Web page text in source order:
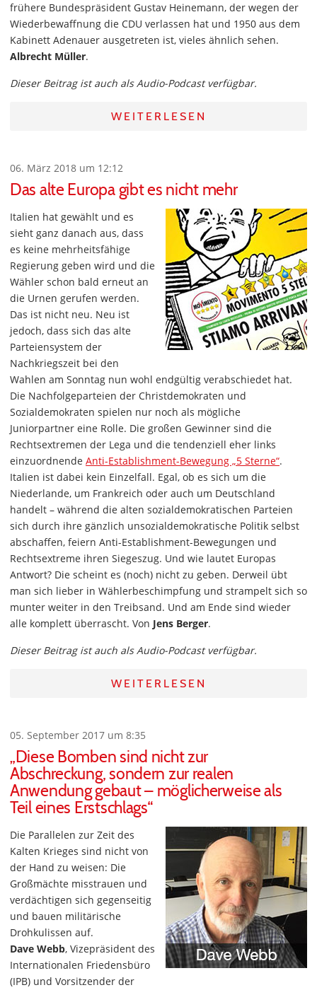
frühere Bundespräsident Gustav Heinemann, der wegen der
Wiederbewaffnung die CDU verlassen hat und 1950 aus dem
Kabinett Adenauer ausgetreten ist, vieles ähnlich sehen.
Albrecht Müller.
Dieser Beitrag ist auch als Audio-Podcast verfügbar.
WEITERLESEN
06. März 2018 um 12:12
Das alte Europa gibt es nicht mehr
Italien hat gewählt und es
sieht ganz danach aus, dass
es keine mehrheitsfähige
Regierung geben wird und die
Wähler schon bald erneut an
die Urnen gerufen werden.
Das ist nicht neu. Neu ist
jedoch, dass sich das alte
Parteiensystem der
Nachkriegszeit bei den
Wahlen am Sonntag nun wohl endgültig verabschiedet hat.
Die Nachfolgeparteien der Christdemokraten und
Sozialdemokraten spielen nur noch als mögliche
Juniorpartner eine Rolle. Die großen Gewinner sind die
Rechtsextremen der Lega und die tendenziell eher links
einzuordnende Anti-Establishment-Bewegung „5 Sterne“.
Italien ist dabei kein Einzelfall. Egal, ob es sich um die
Niederlande, um Frankreich oder auch um Deutschland
handelt – während die alten sozialdemokratischen Parteien
sich durch ihre gänzlich unsozialdemokratische Politik selbst
abschaffen, feiern Anti-Establishment-Bewegungen und
Rechtsextreme ihren Siegeszug. Und wie lautet Europas
Antwort? Die scheint es (noch) nicht zu geben. Derweil übt
man sich lieber in Wählerbeschimpfung und strampelt sich so
munter weiter in den Treibsand. Und am Ende sind wieder
alle komplett überrascht. Von Jens Berger.
Dieser Beitrag ist auch als Audio-Podcast verfügbar.
WEITERLESEN
05. September 2017 um 8:35
„Diese Bomben sind nicht zur
Abschreckung, sondern zur realen
Anwendung gebaut – möglicherweise als
Teil eines Erstschlags“
Die Parallelen zur Zeit des
Kalten Krieges sind nicht von
der Hand zu weisen: Die
Großmächte misstrauen und
verdächtigen sich gegenseitig
und bauen militärische
Drohkulissen auf.
Dave Webb, Vizepräsident des
Internationalen Friedensbüro
(IPB) und Vorsitzender der